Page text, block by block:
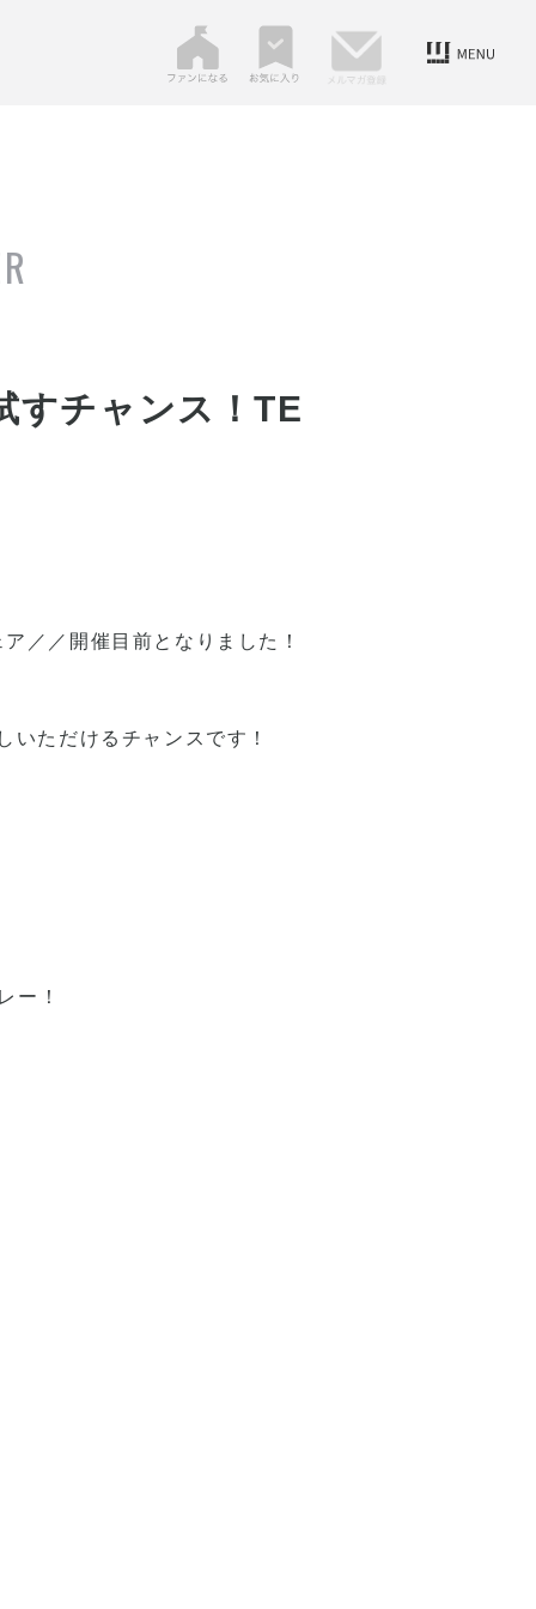
すチャンス！TE
／／開催目前となりました！
ただけるチャンスです！
ー！